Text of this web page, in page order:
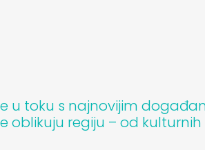
u toku s najnovijim
oblikuju regiju – od